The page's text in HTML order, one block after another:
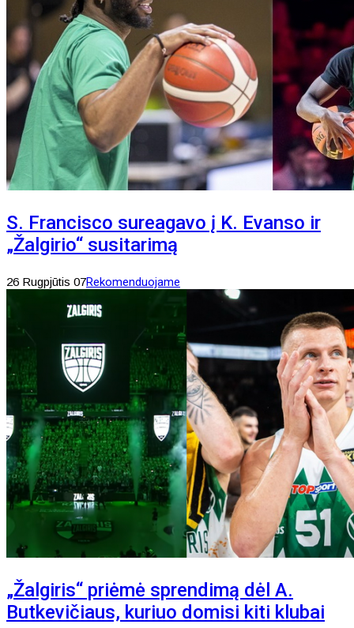
S. Francisco sureagavo į K. Evanso ir
„Žalgirio“ susitarimą
26 Rugpjūtis 07Rekomenduojame
„Žalgiris“ priėmė sprendimą dėl A.
Butkevičiaus, kuriuo domisi kiti klubai